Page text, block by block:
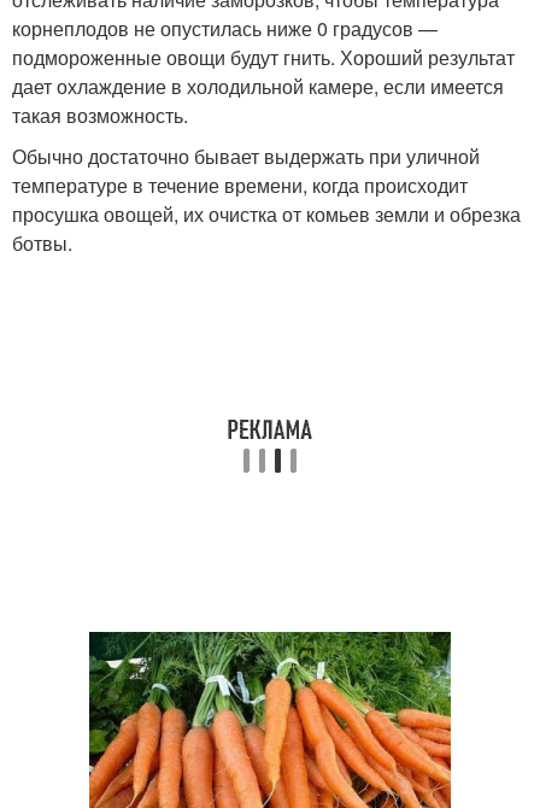
корнеплодов не опустилась ниже 0 градусов —
подмороженные овощи будут гнить. Хороший результат
дает охлаждение в холодильной камере, если имеется
такая возможность.
Обычно достаточно бывает выдержать при уличной
температуре в течение времени, когда происходит
просушка овощей, их очистка от комьев земли и обрезка
ботвы.